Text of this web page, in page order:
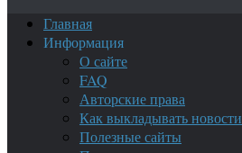
Главная
Информация
О сайте
FAQ
Авторские права
Как выкладывать новости
Полезные сайты